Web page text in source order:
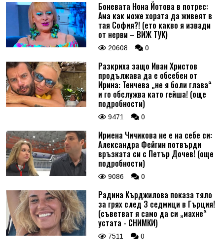
Боневата Нона Йотова в потрес:
Ама как може хората да живеят в
тая София?! (ето какво я извади
от нерви – ВИЖ ТУК)
20608 0
Разкриха защо Иван Христов
продължава да е обсебен от
Ирина: Тенчева „не я боли глава“
и го обслужва като гейша! (още
подробности)
9471 0
Ирмена Чичикова не е на себе си:
Александра Фейгин потвърди
връзката си с Петър Дочев! (още
подробности)
9086 0
Радина Кърджилова показа тяло
за грях след 3 седмици в Гърция!
(съветват я само да си „махне“
устата - СНИМКИ)
7511 0